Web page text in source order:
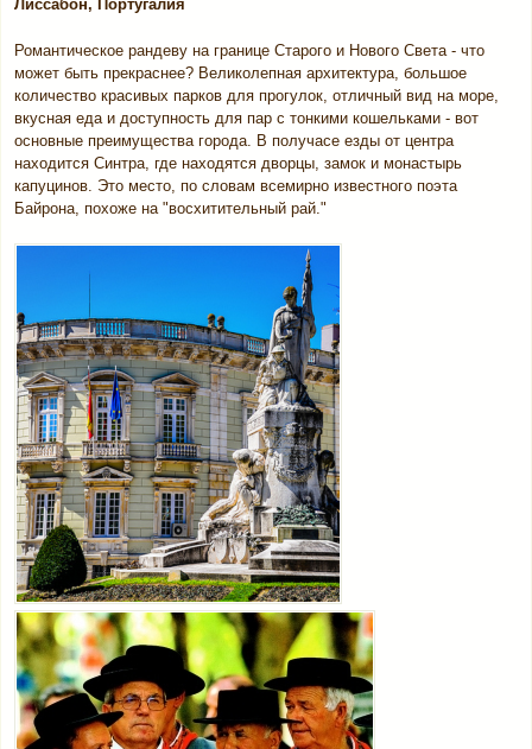
Лиссабон, Португалия
Романтическое рандеву на границе Старого и Нового Света - что
может быть прекраснее? Великолепная архитектура, большое
количество красивых парков для прогулок, отличный вид на море,
вкусная еда и доступность для пар с тонкими кошельками - вот
основные преимущества города. В получасе езды от центра
находится Синтра, где находятся дворцы, замок и монастырь
капуцинов. Это место, по словам всемирно известного поэта
Байрона, похоже на "восхитительный рай."